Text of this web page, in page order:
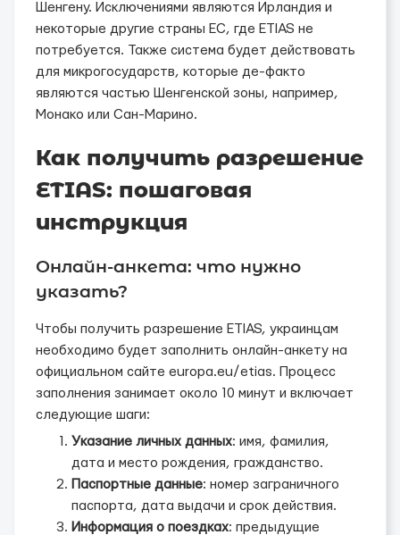
Шенгену. Исключениями являются Ирландия и
некоторые другие страны ЕС, где ETIAS не
потребуется. Также система будет действовать
для микрогосударств, которые де-факто
являются частью Шенгенской зоны, например,
Монако или Сан-Марино.
Как получить разрешение
ETIAS: пошаговая
инструкция
Онлайн-анкета: что нужно
указать?
Чтобы получить разрешение ETIAS, украинцам
необходимо будет заполнить онлайн-анкету на
официальном сайте europa.eu/etias. Процесс
заполнения занимает около 10 минут и включает
следующие шаги:
Указание личных данных: имя, фамилия,
дата и место рождения, гражданство.
Паспортные данные: номер заграничного
паспорта, дата выдачи и срок действия.
Информация о поездках: предыдущие